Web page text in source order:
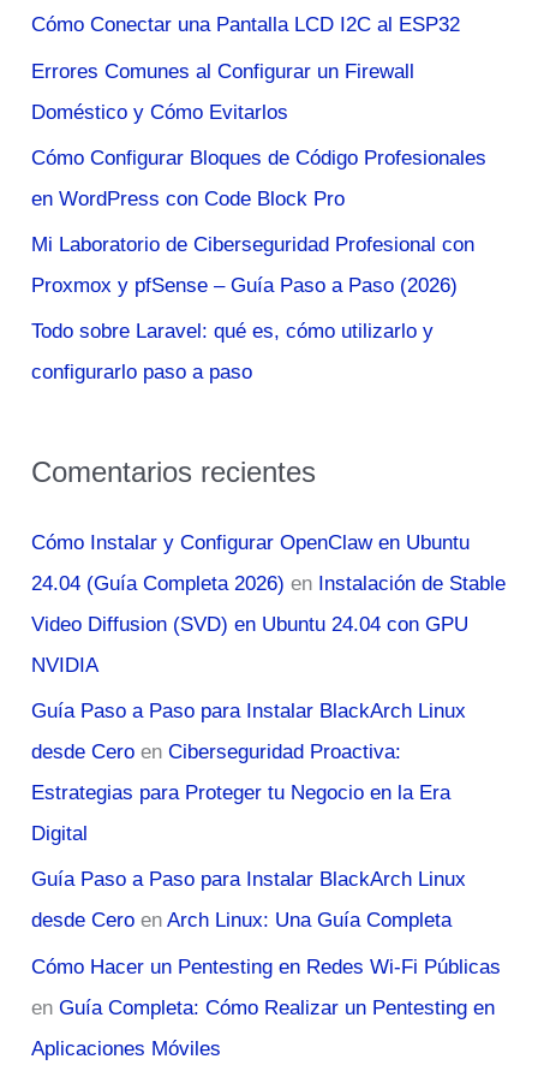
p
o
r
:
Cómo Conectar una Pantalla LCD I2C al ESP32
Errores Comunes al Configurar un Firewall
Doméstico y Cómo Evitarlos
Cómo Configurar Bloques de Código Profesionales
en WordPress con Code Block Pro
Mi Laboratorio de Ciberseguridad Profesional con
Proxmox y pfSense – Guía Paso a Paso (2026)
Todo sobre Laravel: qué es, cómo utilizarlo y
configurarlo paso a paso
Comentarios recientes
Cómo Instalar y Configurar OpenClaw en Ubuntu
24.04 (Guía Completa 2026) en Instalación de Stable
Video Diffusion (SVD) en Ubuntu 24.04 con GPU
NVIDIA
Guía Paso a Paso para Instalar BlackArch Linux
desde Cero enCiberseguridad Proactiva:
Estrategias para Proteger tu Negocio en la Era
Digital
Guía Paso a Paso para Instalar BlackArch Linux
desde Cero enArch Linux: Una Guía Completa
Cómo Hacer un Pentesting en Redes Wi-Fi Públicas
enGuía Completa: Cómo Realizar un Pentesting en
Aplicaciones Móviles